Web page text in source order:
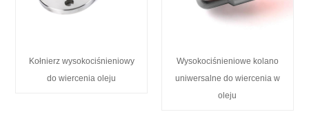
Kołnierz wysokociśnieniowy
do wiercenia oleju
Wysokociśnieniowe kolano
uniwersalne do wiercenia w
oleju